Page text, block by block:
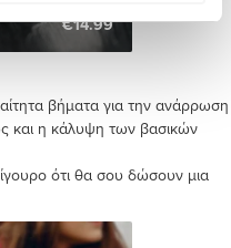
€14.99
βήματα για την ανάρρωση
και η κάλυψη των βασικών
ότι θα σου δώσουν μια